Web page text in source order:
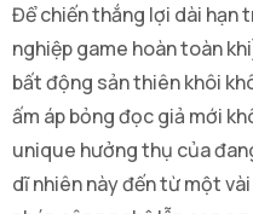
Để chiến thắng lợi dài hạn
nghiệp game hoàn toàn
bất động sản thiên khôi
ấm áp bỏng đọc giả mới
unique hưởng thụ của
dĩ nhiên này đến từ một